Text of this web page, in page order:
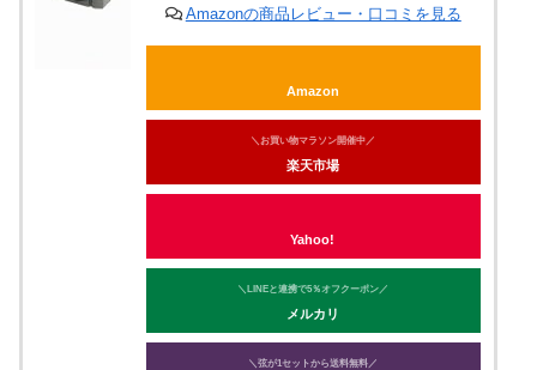
Amazonの商品レビュー・口コミを見る
Amazon
＼お買い物マラソン開催中／
楽天市場
Yahoo!
＼LINEと連携で5％オフクーポン／
メルカリ
＼弦が1セットから送料無料／